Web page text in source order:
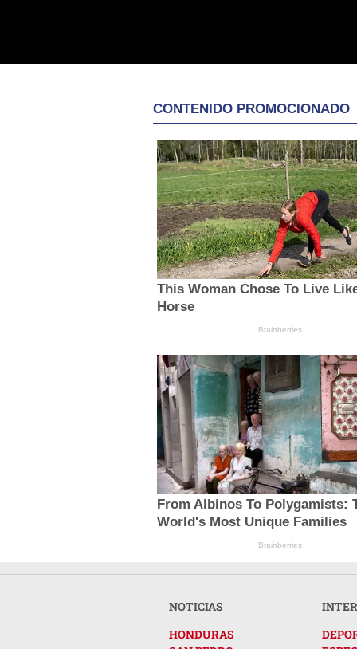
CONTENIDO PROMOCIONADO
This Woman Chose To Live
Horse
Brainberries
From Albinos To Polygamists:
World's Most Unique Families
Brainberries
NOTICIAS
HONDURAS